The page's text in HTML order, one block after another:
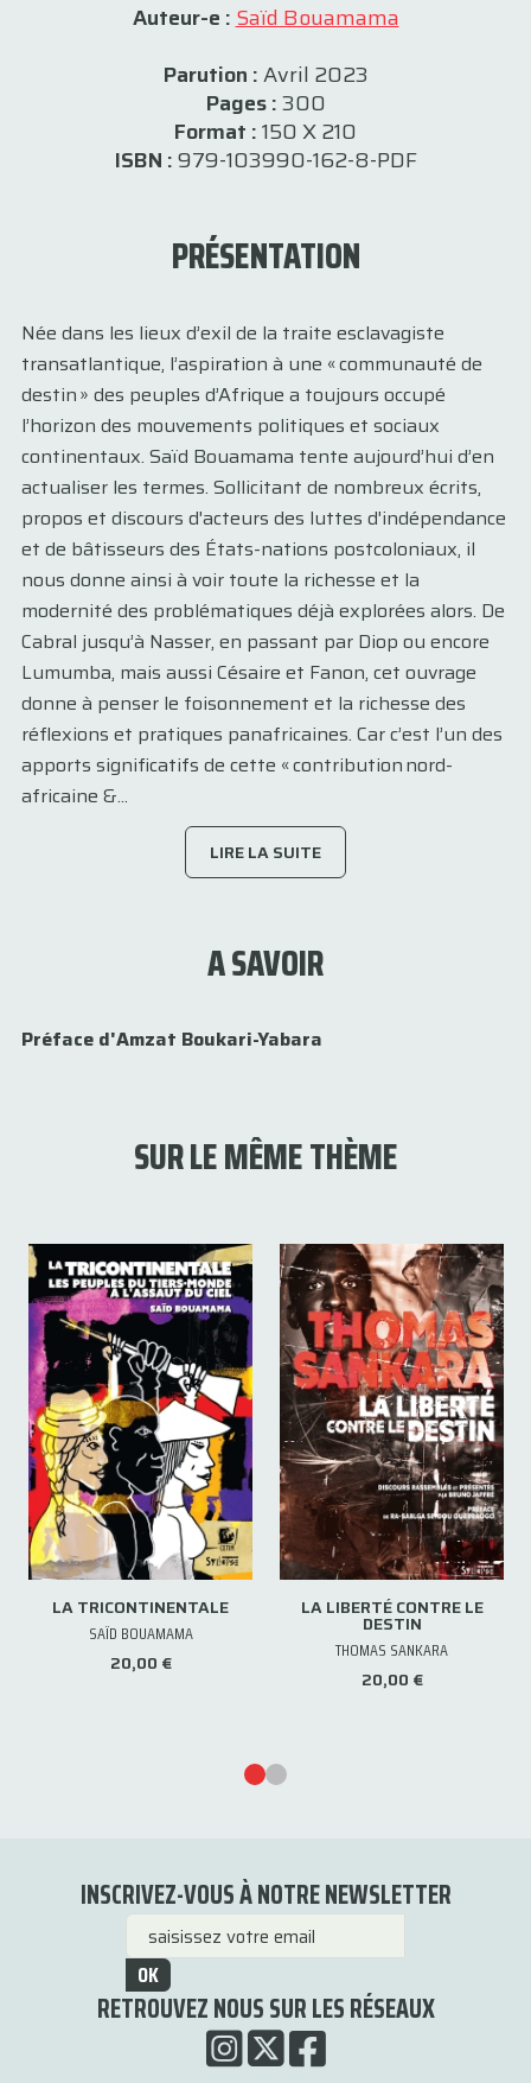
Auteur-e :Saïd Bouamama
Parution :Avril 2023
Pages :300
Format :150 X 210
ISBN :979-103990-162-8-PDF
PRÉSENTATION
Née dans les lieux d’exil de la traite esclavagiste
transatlantique, l’aspiration à une « communauté de
destin » des peuples d’Afrique a toujours occupé
l’horizon des mouvements politiques et sociaux
continentaux. Saïd Bouamama tente aujourd’hui d’en
actualiser les termes. Sollicitant de nombreux écrits,
propos et discours d'acteurs des luttes d'indépendance
et de bâtisseurs des États-nations postcoloniaux, il
nous donne ainsi à voir toute la richesse et la
modernité des problématiques déjà explorées alors. De
Cabral jusqu’à Nasser, en passant par Diop ou encore
Lumumba, mais aussi Césaire et Fanon, cet ouvrage
donne à penser le foisonnement et la richesse des
réflexions et pratiques panafricaines. Car c’est l’un des
apports significatifs de cette « contribution nord-
africaine &...
LIRE LA SUITE
A SAVOIR
Préface d'Amzat Boukari-Yabara
SUR LE MÊME THÈME
LA TRICONTINENTALE
SAÏD BOUAMAMA
20,00 €
LA LIBERTÉ CONTRE LE
DESTIN
THOMAS SANKARA
20,00 €
INSCRIVEZ-VOUS À NOTRE NEWSLETTER
OK
RETROUVEZ NOUS SUR LES RÉSEAUX